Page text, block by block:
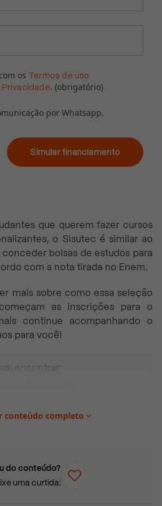
os Termos de uso
. (obrigatório)
por Whatsapp.
Simular financiamento
que querem fazer cursos
o Sisutec é similar ao
bolsas de estudos para
com a nota tirada no Enem.
mais sobre como essa seleção
as inscrições para o
continue acompanhando o
para você!
encontrar:
participam do Sisutec
no Sisutec?
no Sisutec
conteúdo completo
do conteúdo?
uma curtida: